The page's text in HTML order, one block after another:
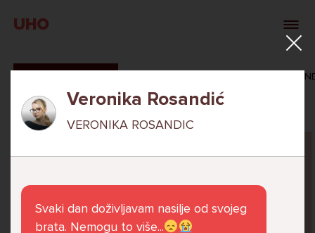
UHO
VERONIKA
Veronika Rosandić
VERONIKA ROSANDIC
Svaki dan doživljavam nasilje od svojeg
brata. Nemogu to više...